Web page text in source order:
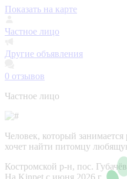
Показать на карте
Частное лицо
Другие объявления
0 отзывов
Частное лицо
Человек, который
хочет найти питомцу
Костромской р-н, пос.
На Kinpet c июня 2026 г.